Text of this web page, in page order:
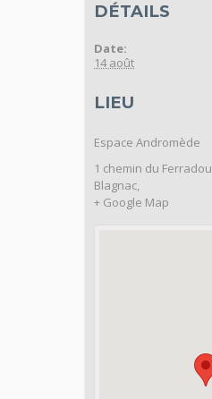
DÉTAILS
Date:
14 août
LIEU
Espace Andromède
1 chemin du Ferradou
Blagnac,
+ Google Map